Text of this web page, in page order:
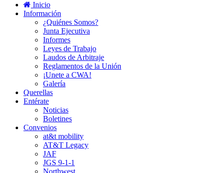
Inicio
Información
¿Quiénes Somos?
Junta Ejecutiva
Informes
Leyes de Trabajo
Laudos de Arbitraje
Reglamentos de la Unión
¡Unete a CWA!
Galería
Querellas
Entérate
Noticias
Boletines
Convenios
at&t mobility
AT&T Legacy
JAF
JGS 9-1-1
Northwest